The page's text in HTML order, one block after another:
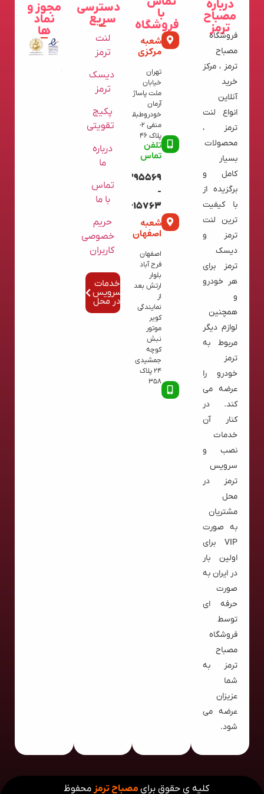
درباره
مصباح
ترمز
فروشگاه
مصباح
ترمز ، مرکز
خرید
آنلاین
انواع لنت
ترمز ،
محصولات
بسیار
کامل و
برگزیده از
با کیفیت
ترین لنت
ترمز و
دیسک
ترمز برای
هر خودرو
و
همچنین
لوازم دیگر
مربوط به
ترمز
خودرو را
عرضه می
کند. در
کنار آن
خدمات
نصب و
سرویس
ترمز در
محل
مشتریان
به صورت
VIP برای
اولین بار
در ایران به
صورت
حرفه ای
توسط
فروشگاه
مصباح
ترمز به
شما
عزیزان
عرضه می
شود.
با
فروشگاه
شعبه
مرکزی
تهران
خیابان
ملت پاساژ
آرمان
خودروطبقه
منفی 2-
پلاک 46
تلفن
تماس
09120395569
-
02136615763
شعبه
اصفهان
اصفهان
فرح آباد
بلوار
ارتش بعد
از
نمایندگی
کویر
موتور
نبش
کوچه
جمشیدی
24 پلاک
358
دسترسی
سریع
لنت
ترمز
دیسک
ترمز
پکیج
تقویتی
درباره
ما
تماس
با ما
حریم
خصوصی
کاربران
خدمات
سرویس
در محل
مجوز و
نماد
ها
کلیه ی حقوق برای مصباح ترمز محفوظ